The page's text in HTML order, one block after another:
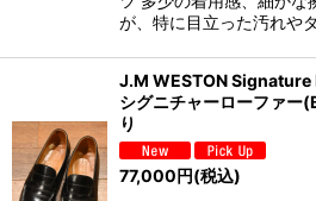
が、特に目立った汚れや
J.M WESTON Signature
シグニチャーローファー
り
77,000円(税込)